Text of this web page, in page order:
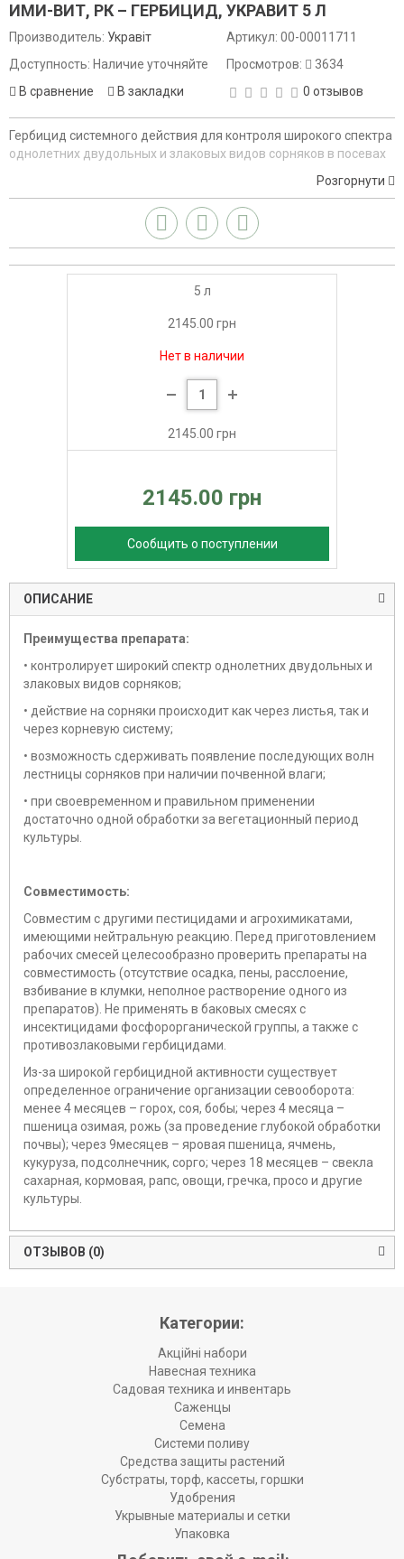
ИМИ-ВИТ, РК – ГЕРБИЦИД, УКРАВИТ 5 Л
Производитель: Укравіт
Доступность: Наличие уточняйте
В сравнение
В закладки
Артикул: 00-00011711
Просмотров:
3634
0 отзывов
Гербицид системного действия для контроля широкого спектра
однолетних двудольных и злаковых видов сорняков в посевах
Розгорнути
5 л
2145.00 грн
Нет в наличии
2145.00 грн
2145.00 грн
Сообщить о поступлении
ОПИСАНИЕ
Преимущества препарата:
• контролирует широкий спектр однолетних двудольных и
злаковых видов сорняков;
• действие на сорняки происходит как через листья, так и
через корневую систему;
• возможность сдерживать появление последующих волн
лестницы сорняков при наличии почвенной влаги;
• при своевременном и правильном применении
достаточно одной обработки за вегетационный период
культуры.
Совместимость:
Совместим с другими пестицидами и агрохимикатами,
имеющими нейтральную реакцию. Перед приготовлением
рабочих смесей целесообразно проверить препараты на
совместимость (отсутствие осадка, пены, расслоение,
взбивание в клумки, неполное растворение одного из
препаратов). Не применять в баковых смесях с
инсектицидами фосфорорганической группы, а также с
противозлаковыми гербицидами.
Из-за широкой гербицидной активности существует
определенное ограничение организации севооборота:
менее 4 месяцев – горох, соя, бобы; через 4 месяца –
пшеница озимая, рожь (за проведение глубокой обработки
почвы); через 9месяцев – яровая пшеница, ячмень,
кукуруза, подсолнечник, сорго; через 18 месяцев – свекла
сахарная, кормовая, рапс, овощи, гречка, просо и другие
культуры.
ОТЗЫВОВ (0)
Категории:
Акційні набори
Навесная техника
Садовая техника и инвентарь
Саженцы
Семена
Системи поливу
Средства защиты растений
Субстраты, торф, кассеты, горшки
Удобрения
Укрывные материалы и сетки
Упаковка